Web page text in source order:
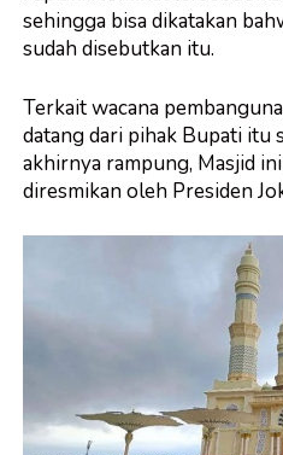
sehingga bisa dikatakan
sudah disebutkan itu.
Terkait wacana
datang dari pihak Bupati itu
akhirnya rampung, Masjid
diresmikan oleh Presiden